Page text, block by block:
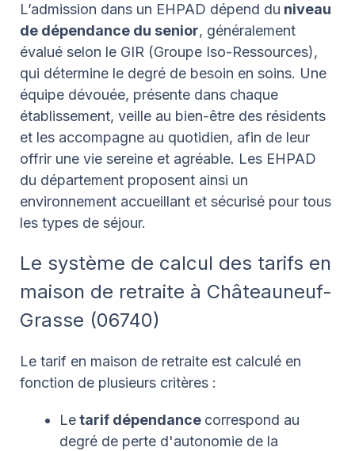
L’admission dans un EHPAD dépend du niveau
de dépendance du senior, généralement
évalué selon le GIR (Groupe Iso-Ressources),
qui détermine le degré de besoin en soins. Une
équipe dévouée, présente dans chaque
établissement, veille au bien-être des résidents
et les accompagne au quotidien, afin de leur
offrir une vie sereine et agréable. Les EHPAD
du département proposent ainsi un
environnement accueillant et sécurisé pour tous
les types de séjour.
Le système de calcul des tarifs en
maison de retraite à Châteauneuf-
Grasse (06740)
Le tarif en maison de retraite est calculé en
fonction de plusieurs critères :
Letarif dépendance correspond au
degré de perte d'autonomie de la